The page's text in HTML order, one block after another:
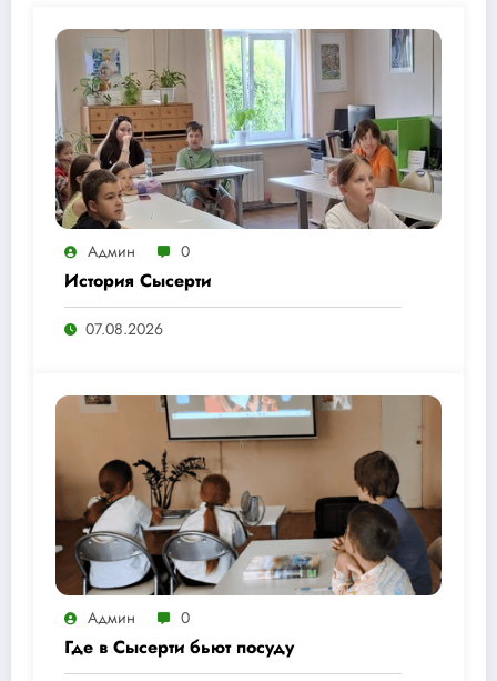
Админ 0
История Сысерти
07.08.2026
Админ 0
Где в Сысерти бьют посуду